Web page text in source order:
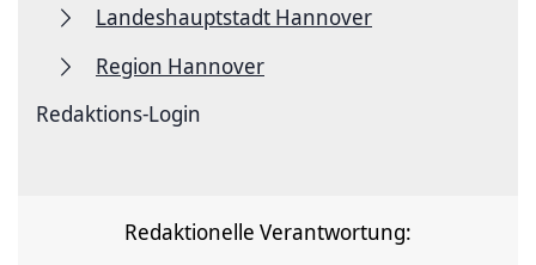
Landeshauptstadt Hannover
Region Hannover
Redaktions-Login
Redaktionelle Verantwortung: